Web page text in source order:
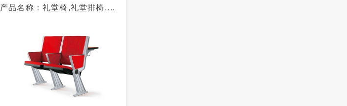
产品名称：礼堂椅,礼堂排椅,会